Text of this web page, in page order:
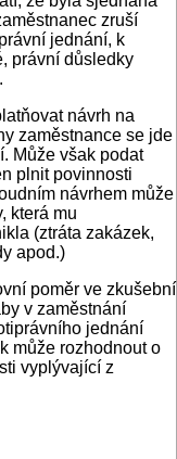
zruší
jednání, k
právní důsledky
návrh na
zaměstnance se jde
Může však podat
plnit povinnosti
návrhem může
která mu
(ztráta zakázek,
apod.)
poměr ve zkušební
v zaměstnání
jednání
může rozhodnout o
vyplývající z